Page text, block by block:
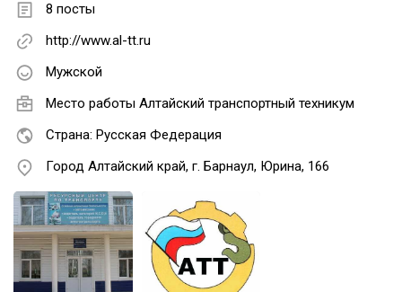
8 посты
http://www.al-tt.ru
Мужской
Место работы Алтайский транспортный техникум
Страна: Русская Федерация
Город Алтайский край, г. Барнаул, Юрина, 166